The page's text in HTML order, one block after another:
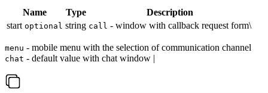
Name Type
Description
start optional string call - window with callback request form\
menu - mobile menu with the selection of communication channel
chat - default value with chat window |